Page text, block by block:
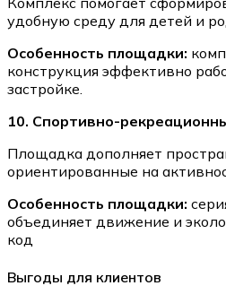
удобную среду для детей и
Особенность площадки:
конструкция эффективно
застройке.
10. Спортивно-
Площадка дополняет
ориентированные на
Особенность площадки:
объединяет движение и
код
Выгоды для клиентов